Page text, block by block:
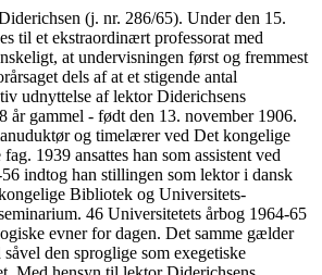
fremsatte forslag om op- rettelse af et speciale i medicinsk mikrobiologi tillige med forslag til uddannelseskrav for et sådant speciale. Han har foretaget mange studierejser, især vedrørende hospitalsinfek- tioner, og været medarrangør af nordiske rundbordskonferencer om nosokomielle infektioner for bakteriologer. Desuden har han del- taget i et af Dansk Patologforening arrangeret kursus i geldifTusions- teknik. Videnskabelige publikationer. Hiewerts Eriksen s videnskabelige produktion omfatter 77 numre, der i særdeleshed omhandler kemo- terapi og hospitalsinfektioner. 9 arbejder udgør eksperimentelle un- dersøgelser; de øvrige omhandler især klinisk bakteriologi. I det første påviser han, at ved dyrkning af pneumokokker i peni- cillinholdigt substrat øges resistensen cirka 50 gange; men i modsæt- ning til andre forfattere finder han, at virulensen ikke svækkes. I museforsøg vises det tillige, at den kurative dosis af penicillin over for infektioner med resistente og ikke-resistente pneumokokker nogen- lunde svarer til resistensgraden påvist in vitro. Et andet arbejde om- fatter yderligere forsøg med streptokokker og liere pneumokokstam- mer. I disse undersøgelser varierer stigningen i resistens betydeligt fra omsåning til omsåning. Som en mulig forklaring anfører han kvantita- tive og kvalitative ændringer i de anvendte præparater. Forfatteren omtaler ikke betydningen af inokulums størrelse, en faktor, der er af afgørende betydning, og som han har nævnt i et tidligere arbejde. I to arbejder påviser han det interessante forhold, at de penicillin- resistente stammer er mere følsomme over for sulfonamid in vivo end in vitro. Yderligere viser forfatteren, at penicillinresistente strepto- kokker har mistet deres virulens. Han har undersøgt stafylokokkernes resistensstigning ved dyrkning i substrat tilsat penicillin. Han anfører, at resistensstigningen kun sker, når man anvender et stort inokulum, og at dette taler til gunst for Demerec's